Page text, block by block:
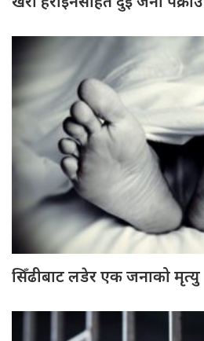
सिँढीबाट लडेर एक जनाको मृत्यु